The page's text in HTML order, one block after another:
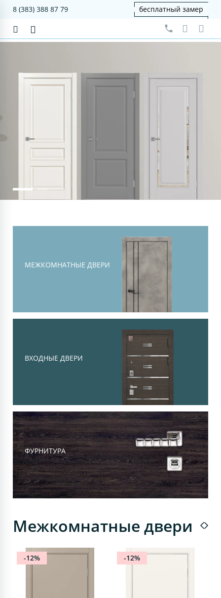
8 (383) 388 87 79 бесплатный замер
Тоскана
шумоизоляции
МЕЖКОМНАТНЫЕ ДВЕРИ
ВХОДНЫЕ ДВЕРИ
ФУРНИТУРА
Межкомнатные двери
-12% -12%